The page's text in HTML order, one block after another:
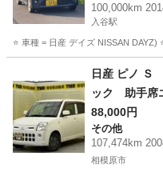
100,000km
入谷駅
⭐️ 車種 = 日産 デイズ NISSAN DAYZ)
入谷駅
日産 ピノ Ｓ
ック 助手
ステアリング
88,000円
その他
107,474km
相模原市